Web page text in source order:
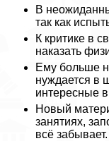
В
так как
К критике в
наказать
Ему больше
нуждается в
интересные
Новый
занятиях,
всё забывает.